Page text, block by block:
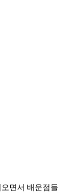
면서 배운점들